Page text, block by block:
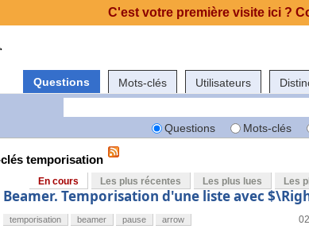
Questions Mots-clés Utilisateurs
Questions Mots-clés
temporisation
En cours Les plus récentes Les plus lues Les
Beamer. Temporisation d'une liste avec
temporisation beamer pause arrow
C'est votre première visite ici ?